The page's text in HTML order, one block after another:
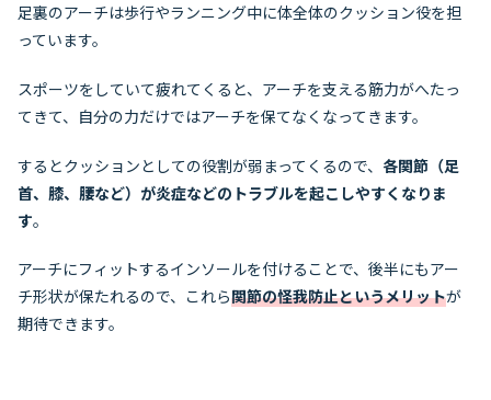
足裏のアーチは歩行やランニング中に体全体のクッション役を担
っています。
スポーツをしていて疲れてくると、アーチを支える筋力がへたっ
てきて、自分の力だけではアーチを保てなくなってきます。
するとクッションとしての役割が弱まってくるので、 各関節（足
首、膝、腰など）が炎症などのトラブルを起こしやすくなりま
す。
アーチにフィットするインソールを付けることで、後半にもアー
チ形状が保たれるので、これら関節の怪我防止というメリットが
期待できます。